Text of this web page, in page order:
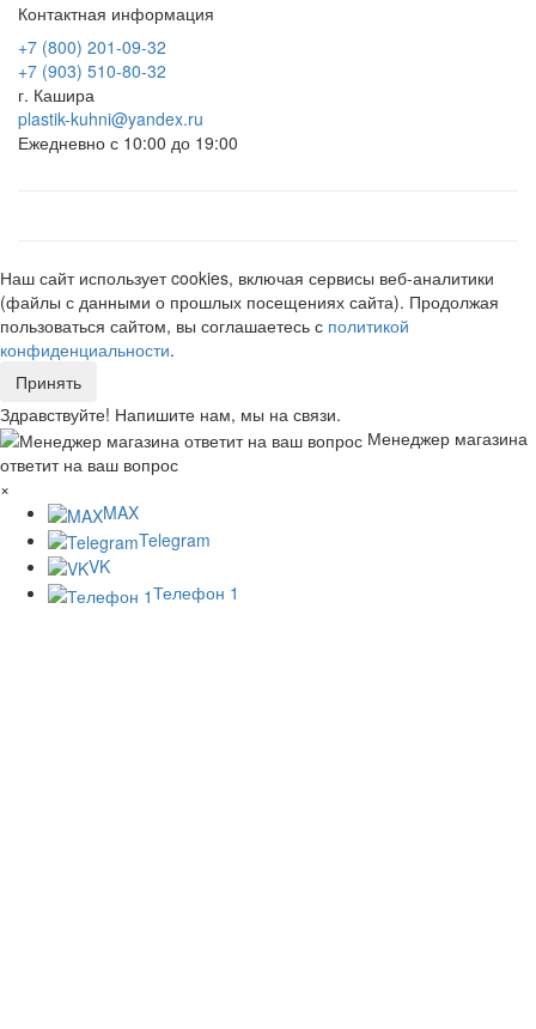
Контактная информация
+7 (800) 201-09-32
+7 (903) 510-80-32
г. Кашира
plastik-kuhni@yandex.ru
Ежедневно с 10:00 до 19:00
Наш сайт использует cookies, включая сервисы веб-аналитики
(файлы с данными о прошлых посещениях сайта). Продолжая
пользоваться сайтом, вы соглашаетесь с политикой
конфиденциальности.
Принять
Здравствуйте! Напишите нам, мы на связи.
Менеджер магазина
ответит на ваш вопрос
×
MAX
Telegram
VK
Телефон 1